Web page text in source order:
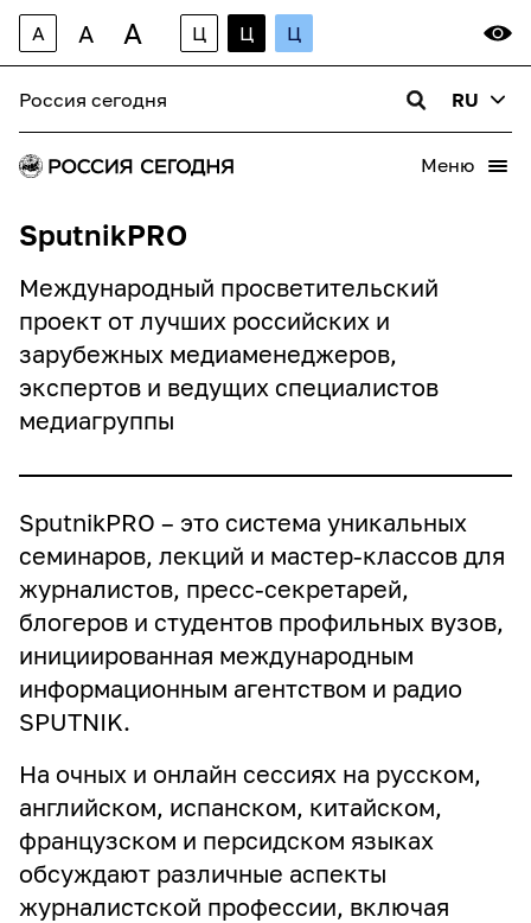
A A A Ц Ц Ц
Россия сегодня RU
Меню
SputnikPRO
Международный просветительский
проект от лучших российских и
зарубежных медиаменеджеров,
экспертов и ведущих специалистов
медиагруппы
SputnikPRO – это система уникальных
семинаров, лекций и мастер-классов для
журналистов, пресс-секретарей,
блогеров и студентов профильных вузов,
инициированная международным
информационным агентством и радио
SPUTNIK.
На очных и онлайн сессиях на русском,
английском, испанском, китайском,
французском и персидском языках
обсуждают различные аспекты
журналистской профессии, включая